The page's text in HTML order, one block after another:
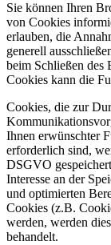
Sie können Ihren
von Cookies
erlauben, die
generell
beim Schließen
Cookies kann die
Cookies, die zur
Ihnen erwünschter
erforderlich sind,
DSGVO
Interesse an der
und optimierten
Cookies (z.B.
werden, werden
behandelt.